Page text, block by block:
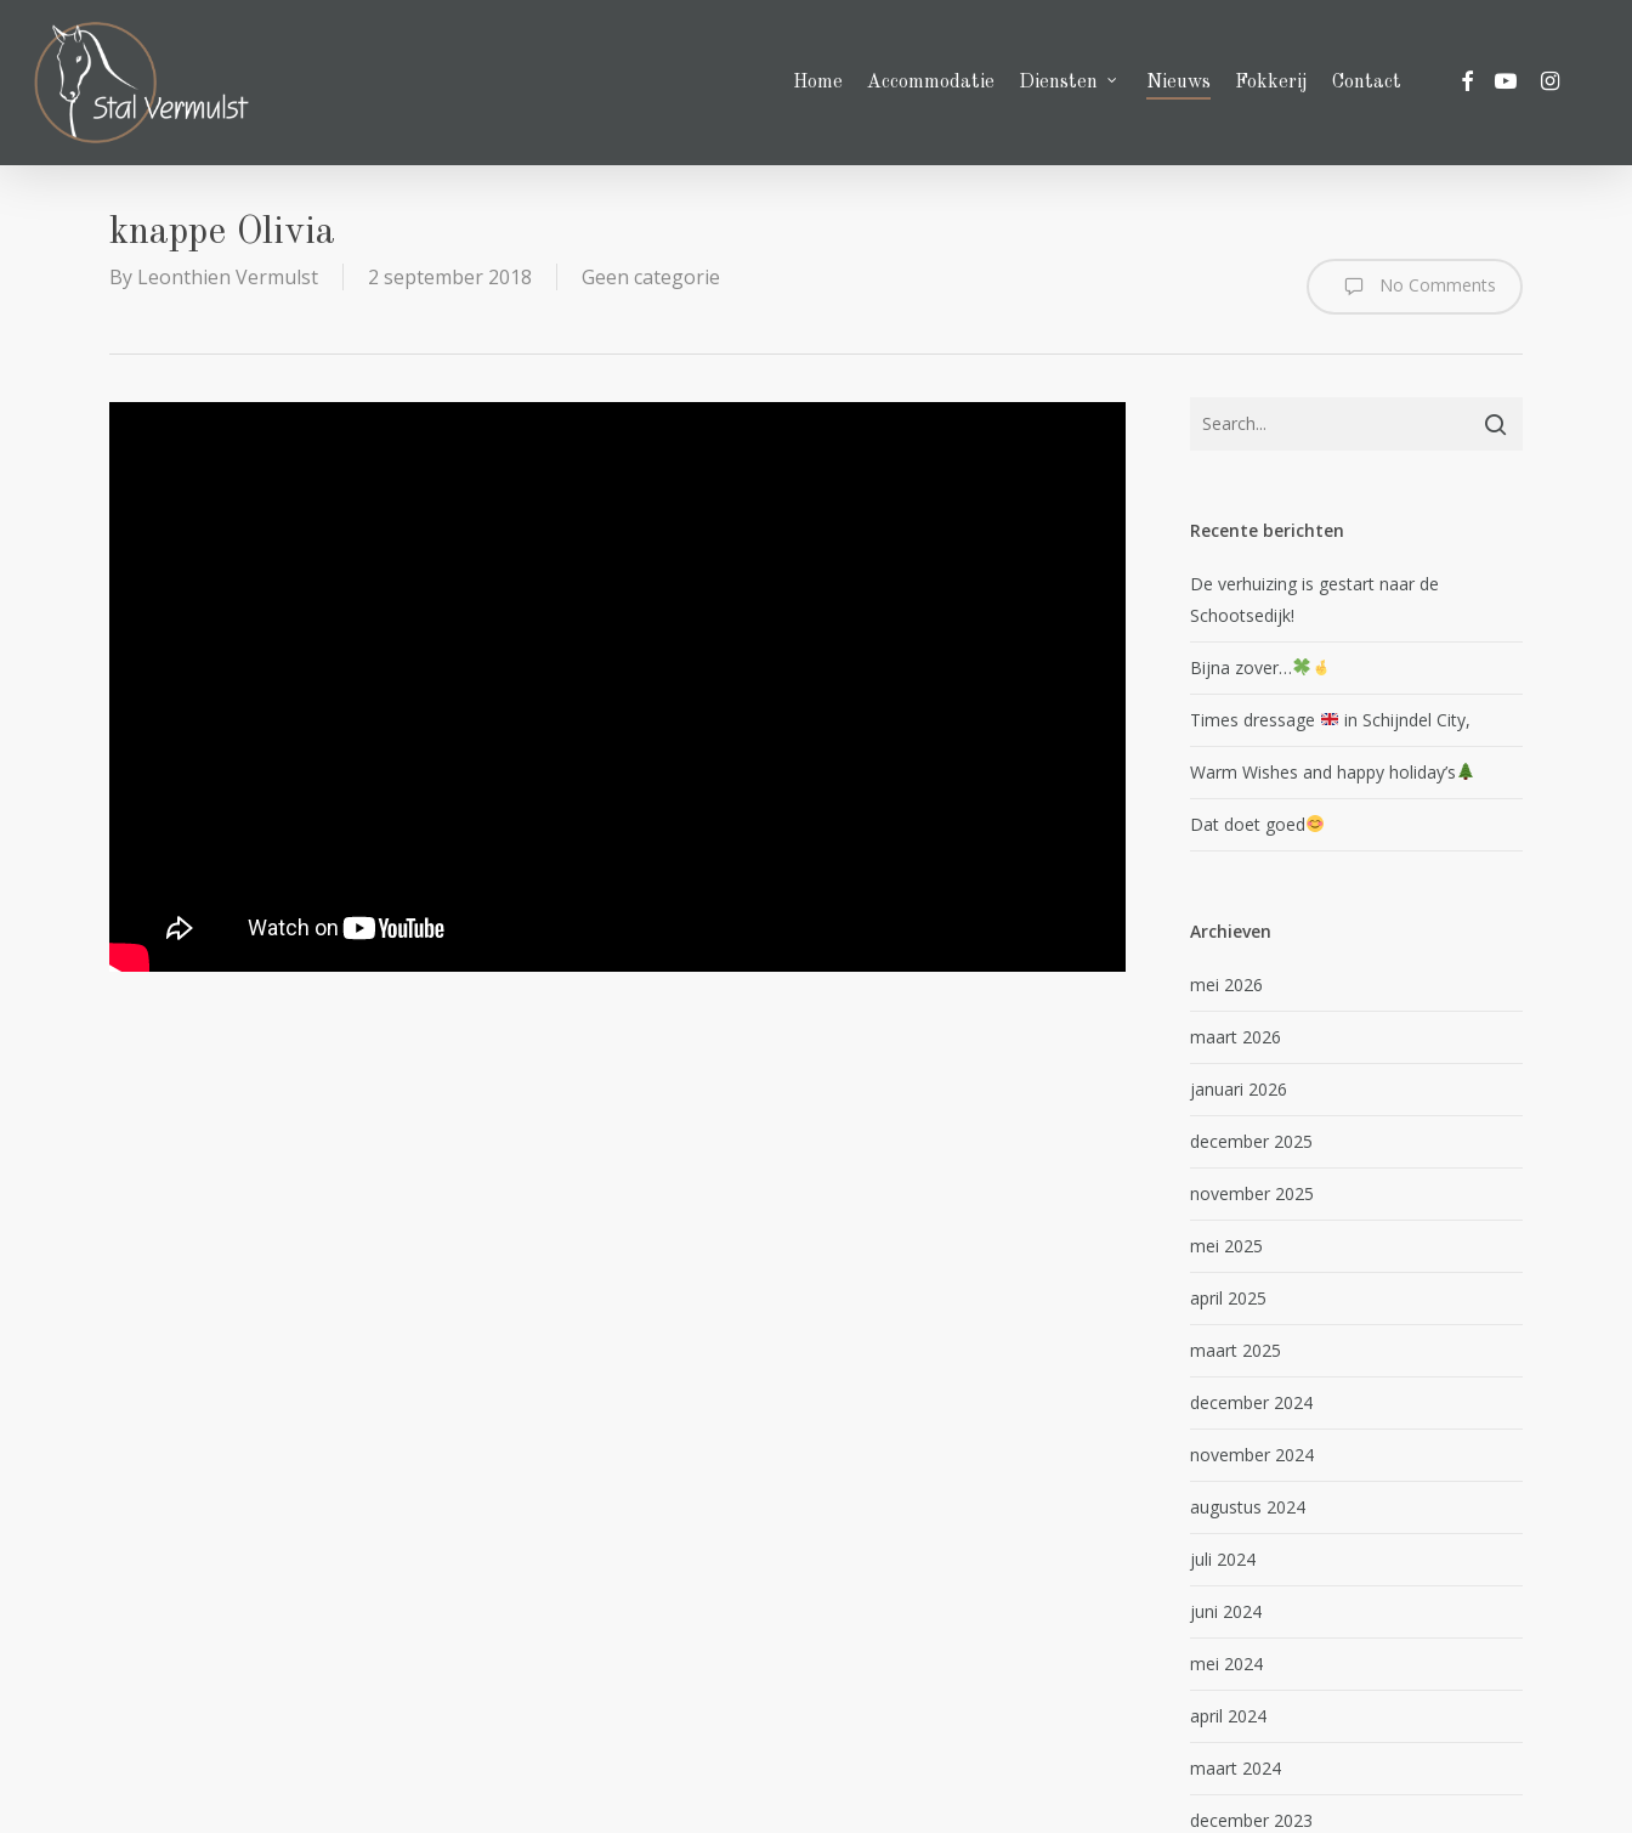
main
content
Home Accommodatie Diensten Nieuws Fokkerij Contact facebookyoutubeinstagram
knappe Olivia
By Leonthien Vermulst 2 september 2018 Geen categorie No Comments
Recente berichten
De verhuizing is gestart naar de
Schootsedijk!
Bijna zover…
Times dressage in Schijndel City,
Warm Wishes and happy holiday’s
Dat doet goed
Archieven
mei 2026
maart 2026
januari 2026
december 2025
november 2025
mei 2025
april 2025
maart 2025
december 2024
november 2024
augustus 2024
juli 2024
juni 2024
mei 2024
april 2024
maart 2024
december 2023